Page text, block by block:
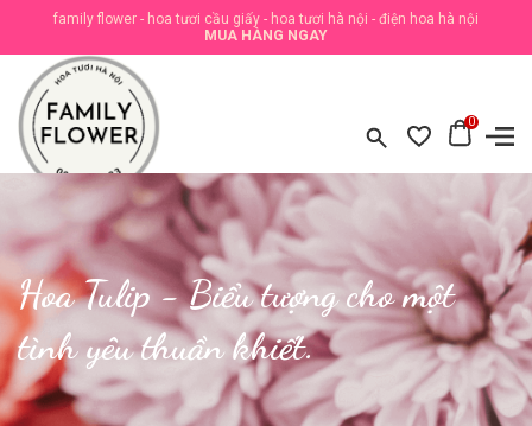
family flower - hoa tươi cầu giấy - hoa tươi hà nội - điện hoa hà nội
MUA HÀNG NGAY
0
Hoa Tulip - Biểu tượng cho một
tình yêu thuần khiết.